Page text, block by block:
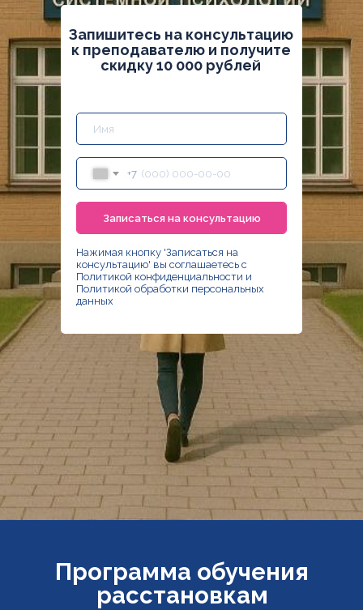
Запишитесь на консультацию
к преподавателю и получите
скидку 10 000 рублей
+7
Записаться на консультацию
Нажимая кнопку 'Записаться на
консультацию' вы соглашаетесь с
Политикой конфиденциальности и
Политикой обработки персональных
данных
Программа обучения
расстановкам